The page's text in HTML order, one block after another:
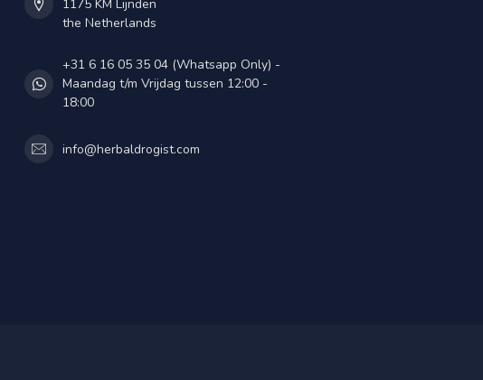
1175 KM Lijnden
the Netherlands
+31 6 16 05 35 04 (Whatsapp Only) -
Maandag t/m Vrijdag tussen 12:00 -
18:00
info@herbaldrogist.com